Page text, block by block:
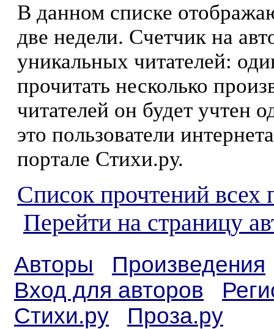
В данном списке
две недели. Счетчик на
уникальных читателей:
прочитать несколько
читателей он будет учтен
это пользователи
портале Стихи.ру.
Список прочтений всех
Перейти на страницу
Авторы
Произведения
Вход для авторов
Стихи.ру
Проза.ру